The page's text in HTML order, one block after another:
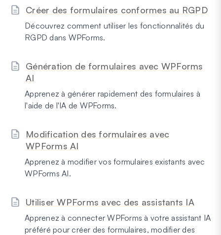
Créer des formulaires conformes au RGPD
Découvrez comment utiliser les fonctionnalités du
RGPD dans WPForms.
Génération de formulaires avec WPForms
AI
Apprenez à générer rapidement des formulaires à
l'aide de l'IA de WPForms.
Modification des formulaires avec
WPForms AI
Apprenez à modifier vos formulaires existants avec
WPForms AI.
Utiliser WPForms avec des assistants IA
Apprenez à connecter WPForms à votre assistant IA
préféré pour créer des formulaires, modifier des